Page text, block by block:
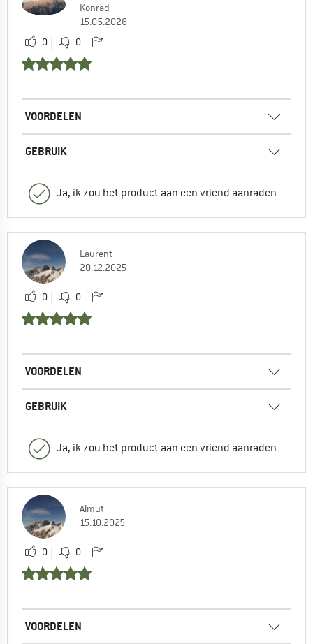
Konrad
15.05.2026
0
0
VOORDELEN
GEBRUIK
Ja, ik zou het product aan een vriend aanraden
Laurent
20.12.2025
0 0
VOORDELEN
GEBRUIK
Ja, ik zou het product aan een vriend aanraden
Almut
15.10.2025
0 0
VOORDELEN